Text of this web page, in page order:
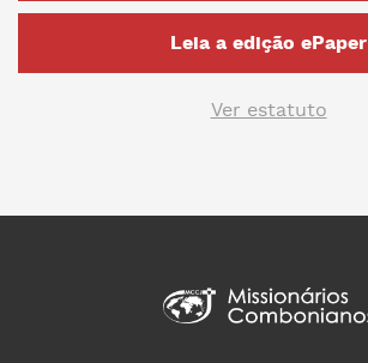
Leia a edição ePaper
Ver estatuto